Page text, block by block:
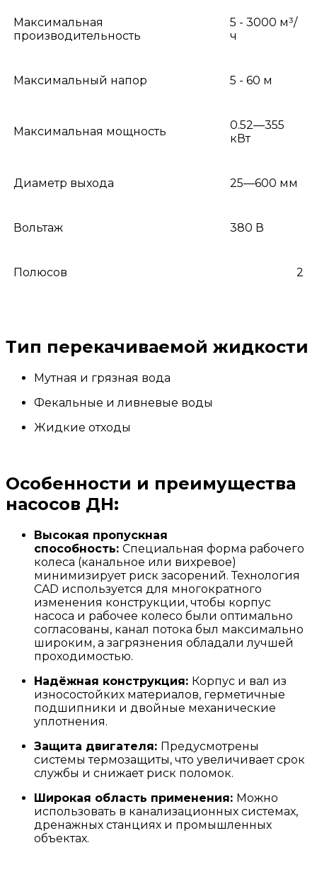
Максимальная
производительность
5 - 3000 м³/
ч
Максимальный напор 5 - 60 м
Максимальная мощность
0.52—355
кВт
Диаметр выхода 25—600 мм
Вольтаж 380 В
Полюсов 2
Тип перекачиваемой жидкости
Мутная и грязная вода
Фекальные и ливневые воды
Жидкие отходы
Особенности и преимущества
насосов ДН:
Высокая пропускная
способность: Специальная форма рабочего
колеса (канальное или вихревое)
минимизирует риск засорений. Технология
CAD используется для многократного
изменения конструкции, чтобы корпус
насоса и рабочее колесо были оптимально
согласованы, канал потока был максимально
широким, а загрязнения обладали лучшей
проходимостью.
Надёжная конструкция: Корпус и вал из
износостойких материалов, герметичные
подшипники и двойные механические
уплотнения.
Защита двигателя: Предусмотрены
системы термозащиты, что увеличивает срок
службы и снижает риск поломок.
Широкая область применения: Можно
использовать в канализационных системах,
дренажных станциях и промышленных
объектах.